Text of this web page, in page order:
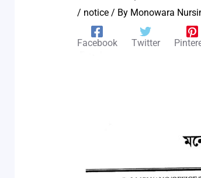
/ notice/ By Monowara
Facebook Twitter